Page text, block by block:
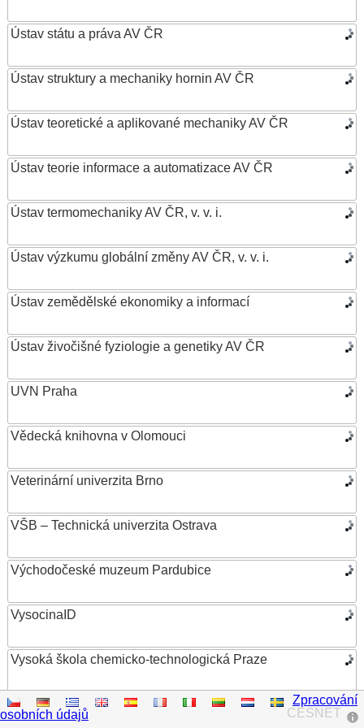
Ústav státu a práva AV ČR
Ústav struktury a mechaniky hornin AV ČR
Ústav teoretické a aplikované mechaniky AV ČR
Ústav teorie informace a automatizace AV ČR
Ústav termomechaniky AV ČR, v. v. i.
Ústav výzkumu globální změny AV ČR, v. v. i.
Ústav zemědělské ekonomiky a informací
Ústav živočišné fyziologie a genetiky AV ČR
UVN Praha
Vědecká knihovna v Olomouci
Veterinární univerzita Brno
VŠB – Technická univerzita Ostrava
Východočeské muzeum Pardubice
VysocinaID
Vysoká škola chemicko-technologická Praze
Vysoká škola ekonomická v Praze
CESNET
Zpracování
osobních údajů